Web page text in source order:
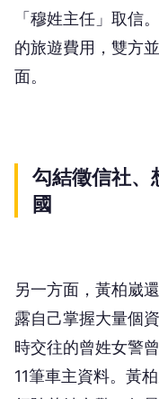
「穆姓主任」取信
的旅遊費用，雙方
面。
勾結徵信社
國
另一方面，黃柏崴
露自己掌握大量個
時交往的曾姓女警
11筆車主資料。黃